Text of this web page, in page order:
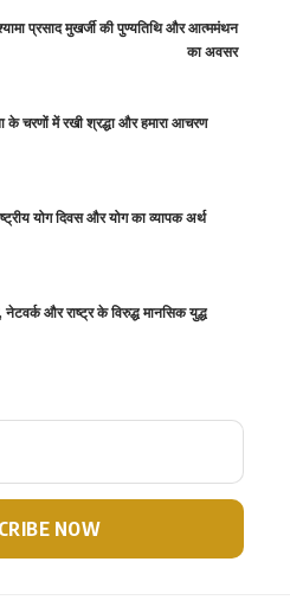
प्रसाद मुखर्जी की पुण्यतिथि और आत्ममंथन
का अवसर
के चरणों में रखी श्रद्धा और हमारा आचरण
योग दिवस और योग का व्यापक अर्थ
नेटवर्क और राष्ट्र के विरुद्ध मानसिक युद्ध